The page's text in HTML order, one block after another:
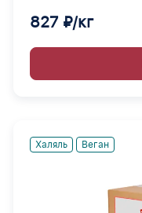
827 ₽/кг
Халяль Веган